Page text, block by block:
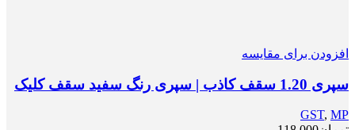
افزودن برای مقایسه
سپری 1.20 سقف کاذب | سپری رنگ سفید سقف کلیک
GST, MP